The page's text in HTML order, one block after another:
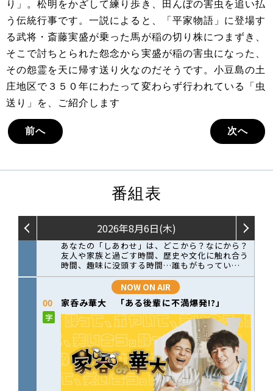
り」。松明をかざして練り歩き、田んぼの害虫を追い払
う伝統行事です。一説によると、「平家物語」に登場す
る武将・斎藤実盛が乗った馬が稲の切り株につまずき、
そこで討ちとられた怨念から実盛が稲の害虫になった、
その怨霊を天に帰す送り火なのだそうです。小豆島の土
庄地区で３５０年にわたって変わらず行われている「虫
送り」を、ご紹介します
前へ 次へ
番組表